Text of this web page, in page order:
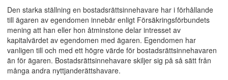
Den starka ställning en bostadsrättsinnehavare har i förhållande
till ägaren av egendomen innebär enligt Försäkringsförbundets
mening att han eller hon åtminstone delar intresset av
kapitalvärdet av egendomen med ägaren. Egendomen har
vanligen till och med ett högre värde för bostadsrättsinnehavaren
än för ägaren. Bostadsrättsinnehavare skiljer sig på så sätt från
många andra nyttjanderättshavare.